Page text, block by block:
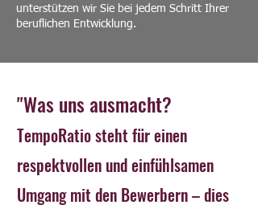
unterstützen wir Sie bei jedem Schritt Ihrer
beruflichen Entwicklung.
"Was uns ausmacht?
TempoRatio steht für einen
respektvollen und einfühlsamen
Umgang mit den Bewerbern – dies